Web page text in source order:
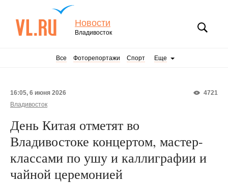
Новости
Владивосток
Все Фоторепортажи Спорт Еще
4721
16:05, 6 июня 2026
Владивосток
День Китая отметят во
Владивостоке концертом, мастер-
классами по ушу и каллиграфии и
чайной церемонией